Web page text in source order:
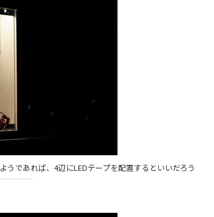
であれば、4辺にLEDテープを配置するといいだろう